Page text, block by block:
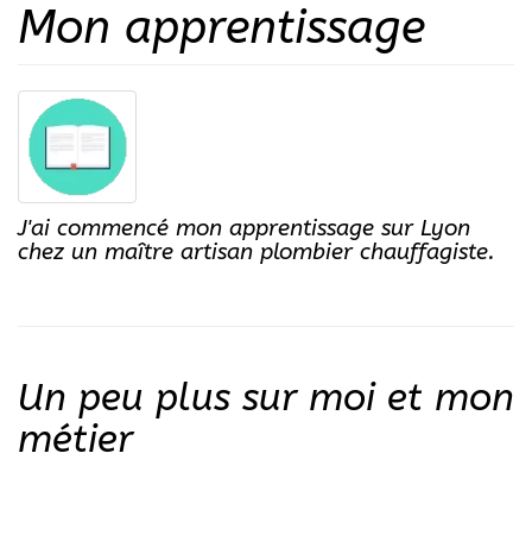
Mon apprentissage
J'ai commencé mon apprentissage sur Lyon
chez un maître artisan plombier chauffagiste.
Un peu plus sur moi et mon
métier